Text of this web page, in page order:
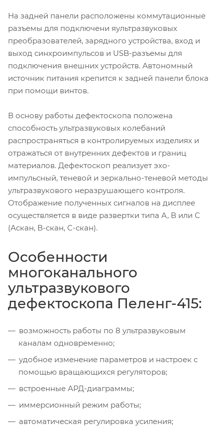
На задней панели расположены коммутационные
разъемы для подключени яультразвуковых
преобразователей, зарядного устройства, вход и
выход синхроимпульсов и USB-разъемы для
подключения внешних устройств. Автономный
источник питания крепится к задней панели блока
при помощи винтов.
В основу работы дефектоскопа положена
способность ультразвуковых колебаний
распространяться в контролируемых изделиях и
отражаться от внутренних дефектов и границ
материалов. Дефектоскоп реализует эхо-
импульсный, теневой и зеркально-теневой методы
ультразвукового неразрушающего контроля.
Отображение полученных сигналов на дисплее
осуществляется в виде развертки типа А, В или С
(Аскан, В-скан, С-скан).
Особенности
многоканального
ультразвукового
дефектоскопа Пеленг-415:
возможность работы по 8 ультразвуковым
каналам одновременно;
удобное изменение параметров и настроек с
помощью вращающихся регуляторов;
встроенные АРД-диаграммы;
иммерсионный режим работы;
автоматическая регулировка усиления;